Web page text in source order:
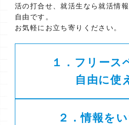
活の打合せ、就活生なら就活情
自由です。
お気軽にお立ち寄りください。
１．フリース
自由に使
２．情報を